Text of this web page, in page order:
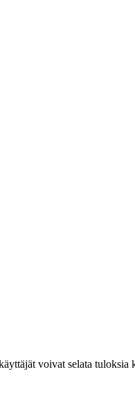
voivat selata tuloksia